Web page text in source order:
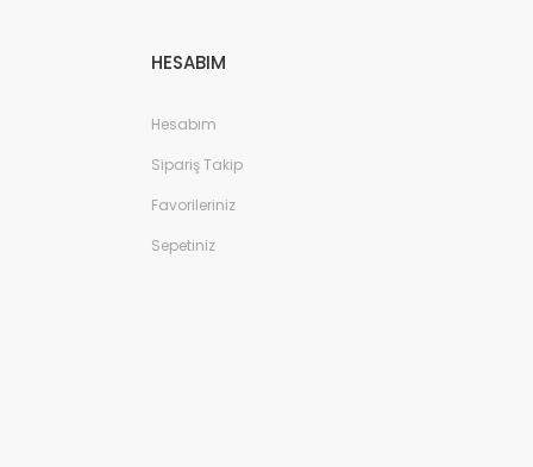
HESABIM
Hesabım
Sipariş Takip
Favorileriniz
Sepetiniz